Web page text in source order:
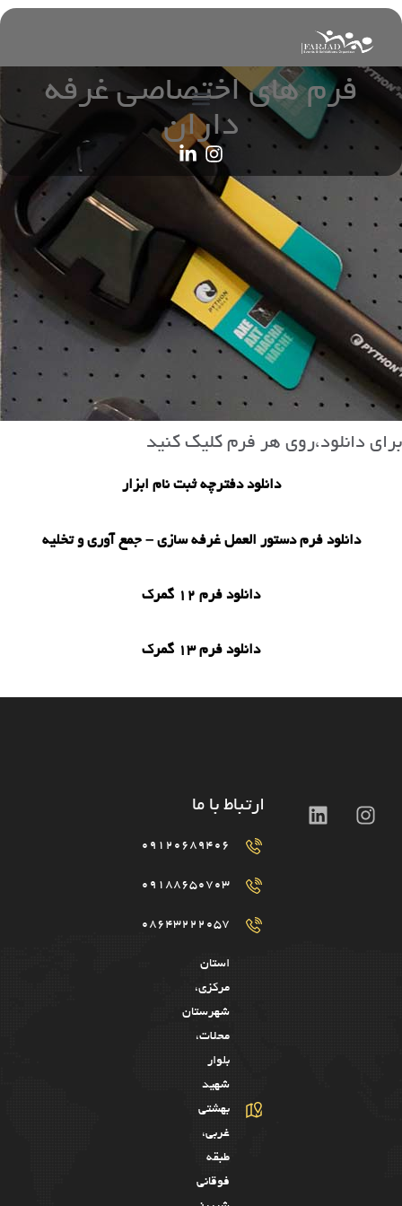
فرم های اختصاصی غرفه
داران
برای دانلود،روی هر فرم کلیک کنید
دانلود دفترچه ثبت نام ابزار
دانلود فرم دستور العمل غرفه سازی – جمع آوری و تخلیه
دانلود فرم 12 گمرک
دانلود فرم 13 گمرک
ارتباط با ما
09120689406
09188650703
08643222057
استان
مرکزی،
شهرستان
محلات،
بلوار
شهید
بهشتی
غربی،
طبقه
فوقانی